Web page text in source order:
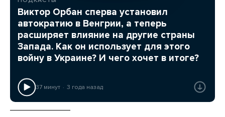
Виктор Орбан сперва установил
автократию в Венгрии, а теперь
расширяет влияние на другие страны
Запада. Как он использует для этого
войну в Украине? И чего хочет в итоге?
37 минут 3 года назад